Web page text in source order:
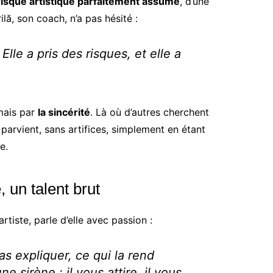
son coach, n’a pas hésité :
a pris des risques, et elle a
par la sincérité. Là où d’autres cherchent
sans artifices, simplement en étant
un talent brut
parle d’elle avec passion :
expliquer, ce qui la rend